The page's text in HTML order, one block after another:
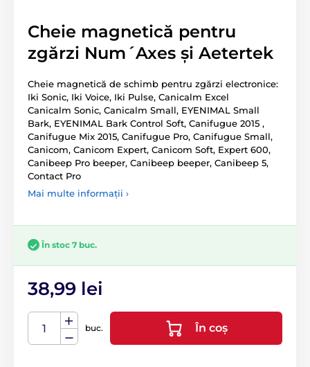
Cheie magnetică pentru
zgărzi Num´Axes și Aetertek
Cheie magnetică de schimb pentru zgărzi electronice:
Iki Sonic, Iki Voice, Iki Pulse, Canicalm Excel
Canicalm Sonic, Canicalm Small, EYENIMAL Small
Bark, EYENIMAL Bark Control Soft, Canifugue 2015 ,
Canifugue Mix 2015, Canifugue Pro, Canifugue Small,
Canicom, Canicom Expert, Canicom Soft, Expert 600,
Canibeep Pro beeper, Canibeep beeper, Canibeep 5,
Contact Pro
Mai multe informații ›
În stoc 7 buc.
38,99 lei
buc. În coș